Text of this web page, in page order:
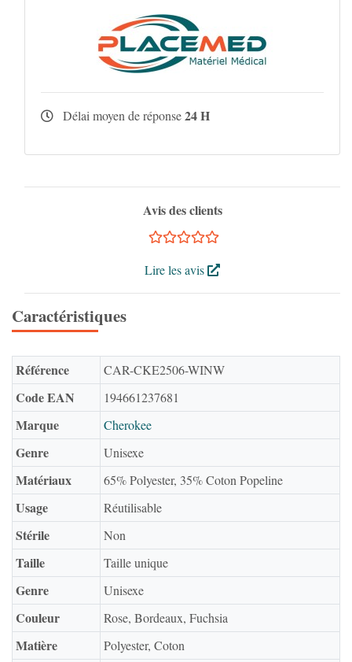
Délai moyen de réponse24 H
Avis des clients
Lire les avis
Caractéristiques
Référence CAR-CKE2506-WINW
Code EAN 194661237681
Marque Cherokee
Genre Unisexe
Matériaux 65% Polyester, 35% Coton Popeline
Usage Réutilisable
Stérile Non
Taille Taille unique
Genre Unisexe
Couleur Rose, Bordeaux, Fuchsia
Matière Polyester, Coton